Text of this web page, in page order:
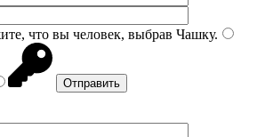
что вы человек, выбрав Чашку.